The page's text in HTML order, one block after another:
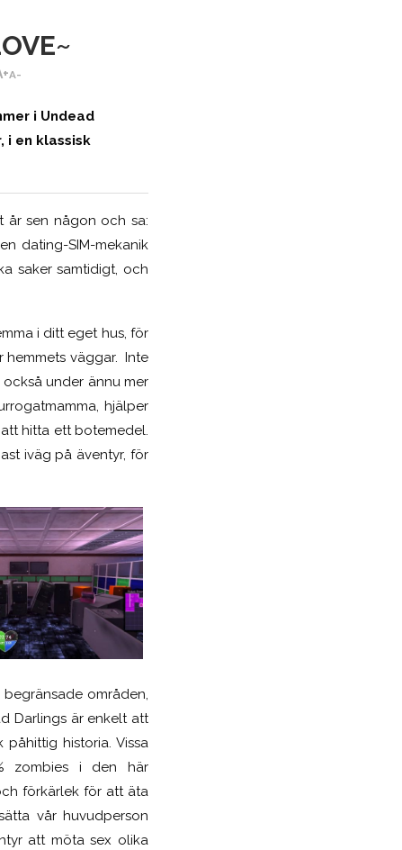
A-
i Undead
i en klassisk
år sen någon och sa:
dating-SIM-mekanik
saker samtidigt, och
i ditt eget hus, för
hemmets väggar. Inte
under ännu mer
hjälper
hitta ett botemedel.
iväg på äventyr, för
områden,
Darlings är enkelt att
historia. Vissa
zombies i den här
förkärlek för att äta
vår huvudperson
att möta sex olika